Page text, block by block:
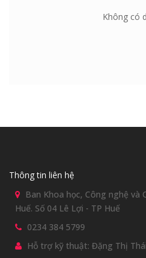
Không có
Thông tin liên hệ
Ban Khoa học, Công nghệ và
Huế. Số 04 Lê Lợi - TP Huế
0234 384 5799
Hỗ trợ kỹ thuật: Đặng Thị